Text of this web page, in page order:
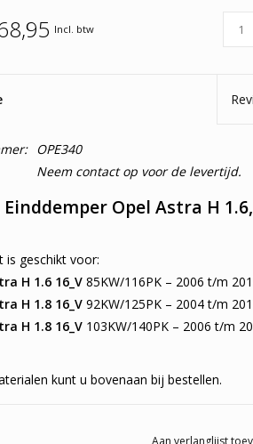
Incl. btw
OPE340
Neem contact op voor de levertijd.
Opel Astra H 1.6,
is geschikt voor:
H 1.6 16_V85KW/116PK – 2006 t/m
H 1.8 16_V92KW/125PK – 2004 t/m
H 1.8 16_V103KW/140PK – 2006 t/m
kunt u bovenaan bij bestellen.